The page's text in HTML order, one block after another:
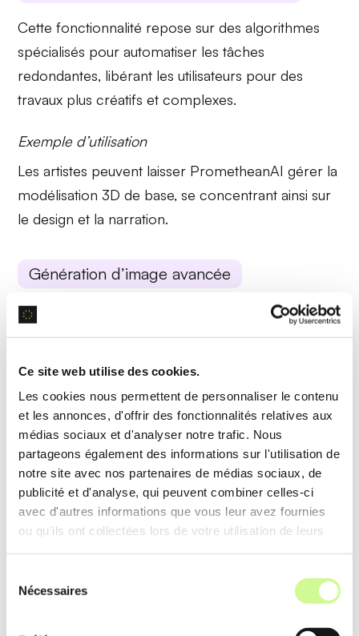
Ce site web utilise des cookies.
Les cookies nous permettent de personnaliser le contenu
et les annonces, d'offrir des fonctionnalités relatives aux
médias sociaux et d'analyser notre trafic. Nous
partageons également des informations sur l'utilisation de
notre site avec nos partenaires de médias sociaux, de
publicité et d'analyse, qui peuvent combiner celles-ci
avec d'autres informations que vous leur avez fournies
ou qu'ils ont collectées lors de votre utilisation de leurs
Nécessaires
Cette fonctionnalité repose sur des algorithmes
spécialisés pour automatiser les tâches
redondantes, libérant les utilisateurs pour des
travaux plus créatifs et complexes.
Exemple d’utilisation
Les artistes peuvent laisser PrometheanAI gérer la
modélisation 3D de base, se concentrant ainsi sur
le design et la narration.
Génération d’image avancée
Utilisant des réseaux neuronaux, PrometheanAI
génère rapidement des images réalistes,
Exemple d’utilisation
Les développeurs de jeux vidéo utilisent cette
fonctionnalité pour créer des environnements
réalistes en un temps record.
Analyse de données optimisée
PrometheanAI analyse de vastes ensembles de